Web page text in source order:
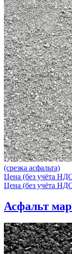
(срезка асфальта)
Цена (без учёта
Цена (без учёта
Асфальт